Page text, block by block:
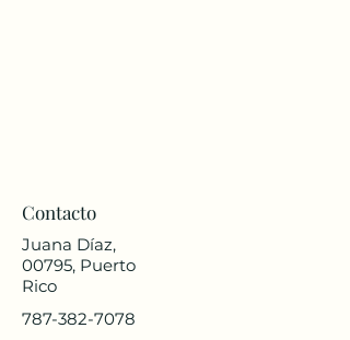
Contacto
Juana Díaz,
00795, Puerto
Rico
787-382-7078